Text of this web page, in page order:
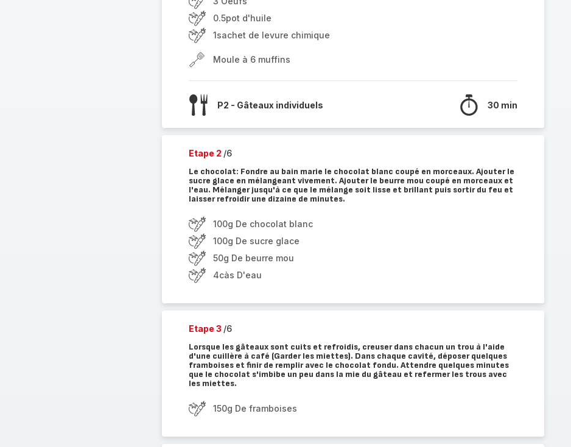
0.5pot d'huile
1sachet de levure chimique
Moule à 6 muffins
P2 - Gâteaux individuels 30 min
Etape 2 /6
Le chocolat: Fondre au bain marie le chocolat blanc coupé en morceaux. Ajouter le
sucre glace en mélangeant vivement. Ajouter le beurre mou coupé en morceaux et
l'eau. Mélanger jusqu'à ce que le mélange soit lisse et brillant puis sortir du feu et
laisser refroidir une dizaine de minutes.
100g De chocolat blanc
100g De sucre glace
50g De beurre mou
4càs D'eau
Etape 3 /6
Lorsque les gâteaux sont cuits et refroidis, creuser dans chacun un trou à l'aide
d'une cuillère à café (Garder les miettes). Dans chaque cavité, déposer quelques
framboises et finir de remplir avec le chocolat fondu. Attendre quelques minutes
que le chocolat s'imbibe un peu dans la mie du gâteau et refermer les trous avec
les miettes.
150g De framboises